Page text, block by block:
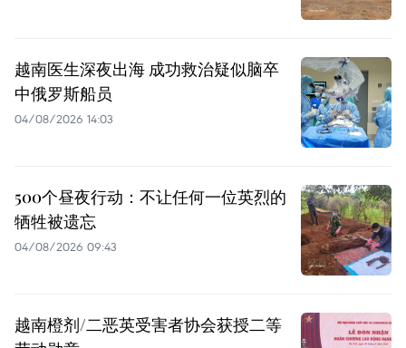
越南医生深夜出海 成功救治疑似脑卒
中俄罗斯船员
04/08/2026 14:03
500个昼夜行动：不让任何一位英烈的
牺牲被遗忘
04/08/2026 09:43
越南橙剂/二恶英受害者协会获授二等